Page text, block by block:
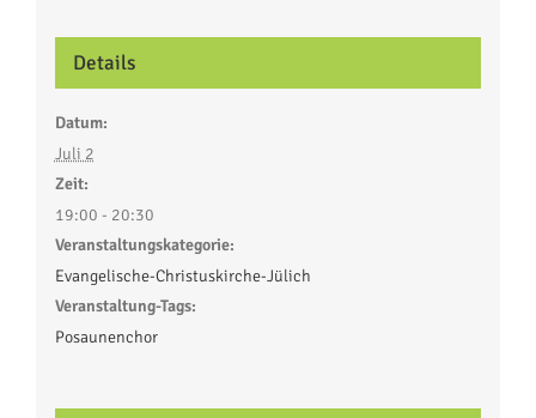
Details
Datum:
Juli 2
Zeit:
19:00 - 20:30
Veranstaltungskategorie:
Evangelische-Christuskirche-Jülich
Veranstaltung-Tags:
Posaunenchor